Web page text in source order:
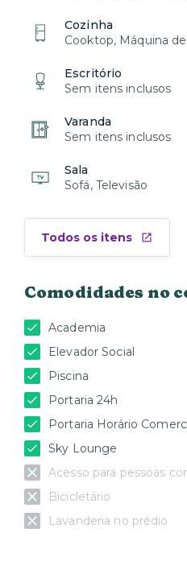
Cozinha
Cooktop, Máquina
Escritório
Sem itens inclusos
Varanda
Sem itens inclusos
Sala
Sofá, Televisão
Todos os itens
Comodidades no
Academia
Elevador Social
Piscina
Portaria 24h
Portaria Horário
Sky Lounge
Acesso para pessoas
Bicicletário
Lavanderia no prédio